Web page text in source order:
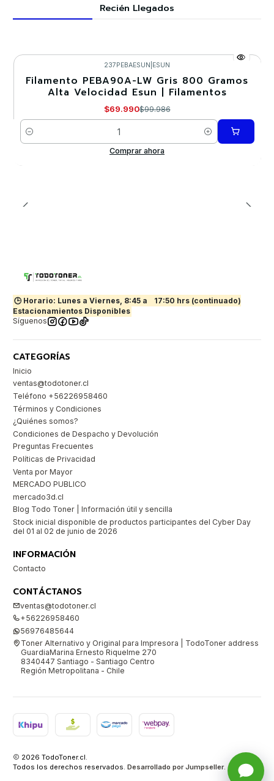
Recién Llegados
-30%
237PEBAESUN ESUN
Filamento PEBA90A-LW Gris 800 Gramos
Alta Velocidad Esun | Filamentos
$69.990$99.986
Cantidad
Comprar ahora
🕒 Horario: Lunes a Viernes, 8:45 a
17:50 hrs (continuado)
Estacionamientos Disponibles
Síguenos
CATEGORÍAS
Inicio
ventas@todotoner.cl
Teléfono +56226958460
Términos y Condiciones
¿Quiénes somos?
Condiciones de Despacho y Devolución
Preguntas Frecuentes
Políticas de Privacidad
Venta por Mayor
MERCADO PUBLICO
mercado3d.cl
Blog Todo Toner | Información útil y sencilla
Stock inicial disponible de productos participantes del Cyber Day
del 01 al 02 de junio de 2026
INFORMACIÓN
Contacto
CONTÁCTANOS
ventas@todotoner.cl
+56226958460
56976485644
Toner Alternativo y Original para Impresora | TodoToner address
GuardiaMarina Ernesto Riquelme 270
8340447 Santiago - Santiago Centro
Región Metropolitana - Chile
2026 TodoToner.cl.
Todos los derechos reservados. Desarrollado por Jumpseller.